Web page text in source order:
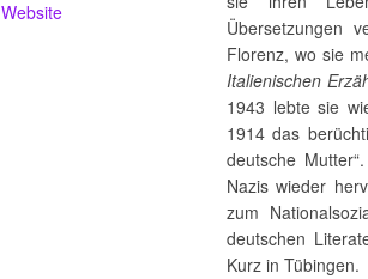
Website
Übersetzungen
Florenz, wo sie
Italienischen
1943 lebte sie
1914 das
deutsche
Nazis wieder
zum
deutschen
Kurz in Tübingen.